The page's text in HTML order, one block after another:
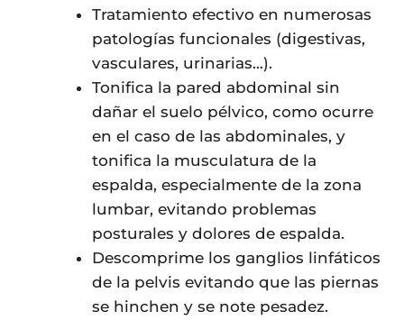
Tratamiento efectivo en numerosas
patologías funcionales (digestivas,
vasculares, urinarias…).
Tonifica la pared abdominal sin
dañar el suelo pélvico, como ocurre
en el caso de las abdominales, y
tonifica la musculatura de la
espalda, especialmente de la zona
lumbar, evitando problemas
posturales y dolores de espalda.
Descomprime los ganglios linfáticos
de la pelvis evitando que las piernas
se hinchen y se note pesadez.